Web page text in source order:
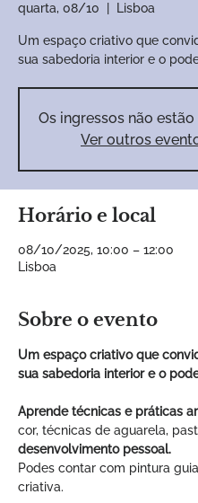
quarta, 08/10 Lisboa
Um espaço criativo que
sua sabedoria interior e o
Os ingressos não estão
Ver outros
Horário e local
08/10/2025, 10:00 – 12:00
Lisboa
Sobre o evento
Um espaço criativo que
sua sabedoria interior e o
Aprende técnicas e práticas
cor, técnicas de aguarela,
desenvolvimento pessoal.
Podes contar com pintura
criativa.